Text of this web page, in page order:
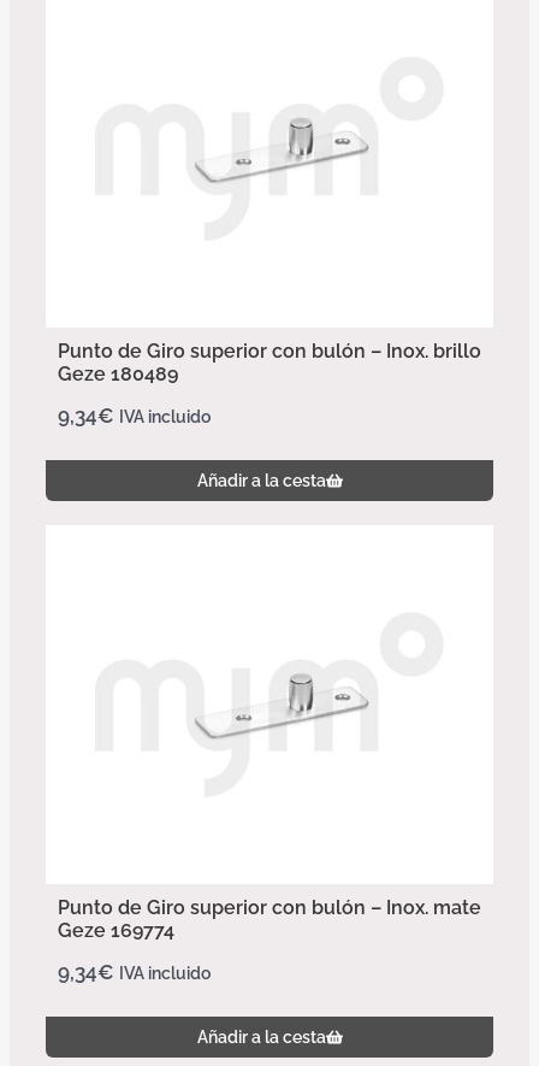
Punto de Giro superior con bulón – Inox. brillo
Geze 180489
9,34€ IVA incluido
Añadir a la cesta
Punto de Giro superior con bulón – Inox. mate
Geze 169774
9,34€ IVA incluido
Añadir a la cesta